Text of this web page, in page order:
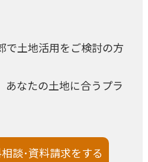
で土地活用をご検討の方
あなたの土地に合うプラ
談･資料請求をする